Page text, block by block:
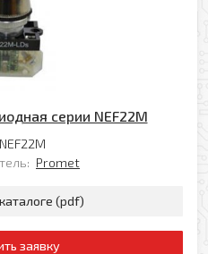
серии NEF22M
NEF22M
Promet
(pdf)
заявку